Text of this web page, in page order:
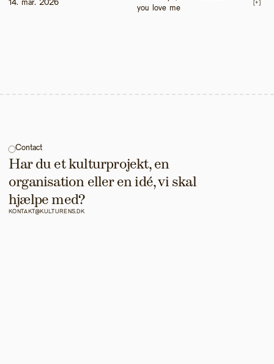
14. mar. 2026
you love me
[+]
Contact
Har du et kulturprojekt, en
organisation eller en idé, vi skal
hjælpe med?
KONTAKT@KULTURENS.DK